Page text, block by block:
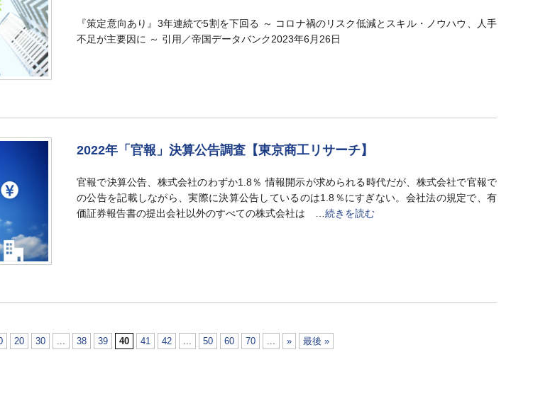
『策定意向あり』3年連続で5割を下回る ～ コロナ禍のリスク低減とスキル・ノウハウ、人手
不足が主要因に ～ 引用／帝国データバンク2023年6月26日
2022年「官報」決算公告調査【東京商工リサーチ】
官報で決算公告、株式会社のわずか1.8％ 情報開示が求められる時代だが、株式会社で官報で
の公告を記載しながら、実際に決算公告しているのは1.8％にすぎない。会社法の規定で、有
価証券報告書の提出会社以外のすべての株式会社は …続きを読む
20 30 38 39 40 41 42 50 60 70 » 最後 »